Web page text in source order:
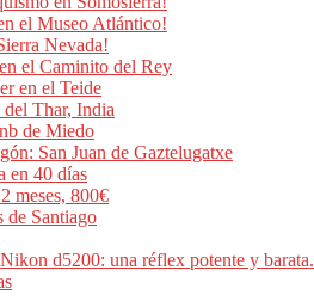
el Museo Atlántico!
Nevada!
el Caminito del Rey
en el Teide
del Thar, India
de Miedo
San Juan de Gaztelugatxe
en 40 días
meses, 800€
de Santiago
d5200: una réflex potente y barata.